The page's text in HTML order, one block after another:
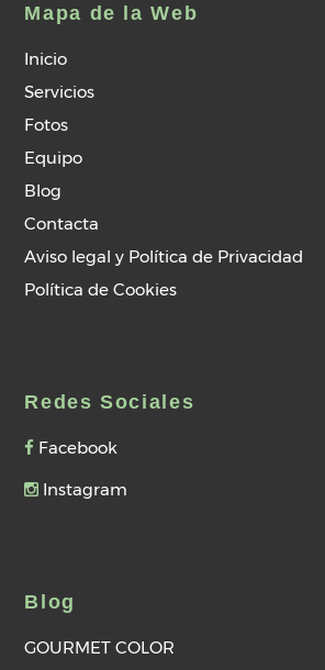
Mapa de la Web
Inicio
Servicios
Fotos
Equipo
Blog
Contacta
Aviso legal y Política de Privacidad
Política de Cookies
Redes Sociales
Facebook
Instagram
Blog
GOURMET COLOR